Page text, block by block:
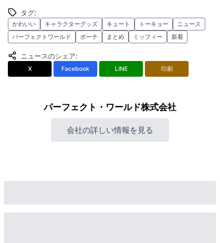
タグ:
かわいい キャラクターグッズ キュート トーキョー
ニュース
パーフェクトワールド
ポーチ まとめ ミッフィー 新着
ニュースのシェア:
X Facebook LINE 印刷
パーフェクト・ワールド株式会社
会社の詳しい情報を見る